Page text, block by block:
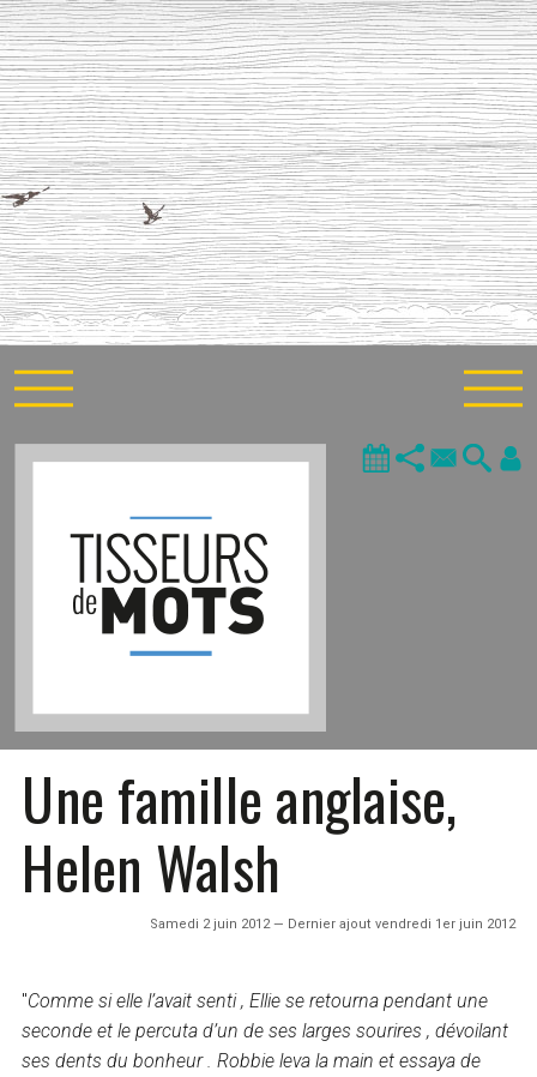
Une famille anglaise,
Helen Walsh
Samedi 2 juin 2012 — Dernier ajout vendredi 1er juin 2012
"Comme si elle l’avait senti , Ellie se retourna pendant une
seconde et le percuta d’un de ses larges sourires , dévoilant
ses dents du bonheur . Robbie leva la main et essaya de